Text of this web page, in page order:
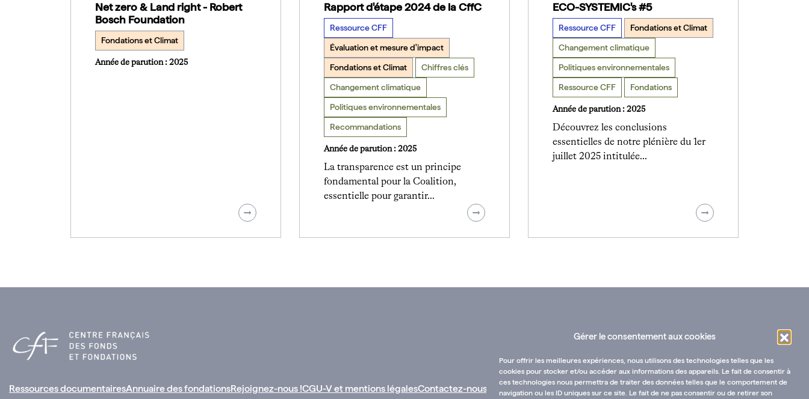
Gérer le consentement aux cookies
Pour offrir les meilleures expériences, nous utilisons des technologies telles que les
cookies pour stocker et/ou accéder aux informations des appareils. Le fait de consentir à
ces technologies nous permettra de traiter des données telles que le comportement de
navigation ou les ID uniques sur ce site. Le fait de ne pas consentir ou de retirer son
Net zero & Land right - Robert
Bosch Foundation
Fondations et Climat
Année de parution : 2025
Rapport d'étape 2024 de la CffC
Ressource CFF
Évaluation et mesure d'impact
Fondations et Climat Chiffres clés
Changement climatique
Politiques environnementales
Recommandations
Année de parution : 2025
La transparence est un principe
fondamental pour la Coalition,
essentielle pour garantir…
ECO-SYSTEMIC's #5
Ressource CFF Fondations et Climat
Changement climatique
Politiques environnementales
Ressource CFF Fondations
Année de parution : 2025
Découvrez les conclusions
essentielles de notre plénière du 1er
juillet 2025 intitulée…
Ressources documentairesAnnuaire des fondationsRejoignez-nous !CGU-V et mentions légalesContactez-nous :